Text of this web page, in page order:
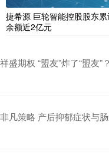
捷希源 巨轮智能控股股东
余额近2亿元
祥盛期权 “盟友”炸了“盟友”？
非凡策略 产后抑郁症状与